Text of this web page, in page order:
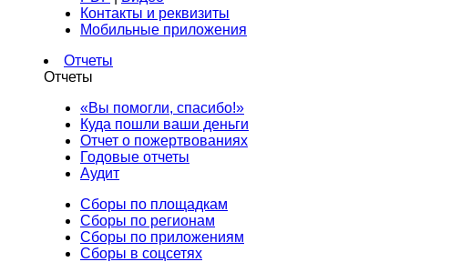
Контакты и реквизиты
Мобильные приложения
Отчеты
Отчеты
«Вы помогли, спасибо!»
Куда пошли ваши деньги
Отчет о пожертвованиях
Годовые отчеты
Аудит
Сборы по площадкам
Сборы по регионам
Сборы по приложениям
Сборы в соцсетях